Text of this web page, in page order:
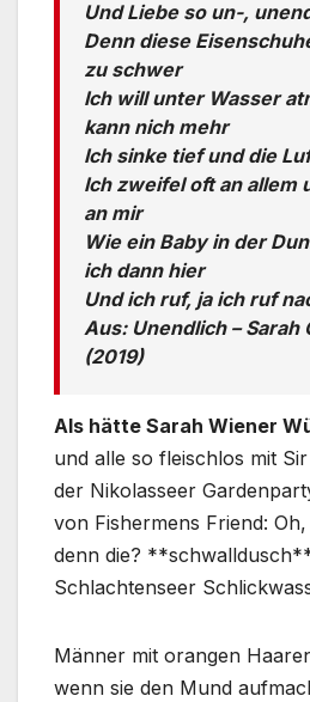
Und Liebe so un-,
Denn diese
zu schwer
Ich will unter Wasser
kann nich mehr
Ich sinke tief und die
Ich zweifel oft an allem
an mir
Wie ein Baby in der
ich dann hier
Und ich ruf, ja ich ruf
Aus: Unendlich – Sarah
(2019)
Als hätte Sarah Wiener
und alle so fleischlos mit
der Nikolasseer
von Fishermens Friend:
denn die?
Schlachtenseer
Männer mit orangen
wenn sie den Mund